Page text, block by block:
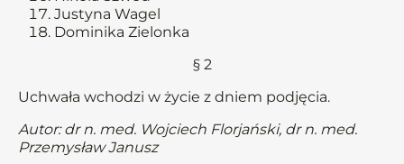
Justyna Wagel
Dominika Zielonka
§ 2
Uchwała wchodzi w życie z dniem podjęcia.
Autor: dr n. med. Wojciech Florjański, dr n. med.
Przemysław Janusz